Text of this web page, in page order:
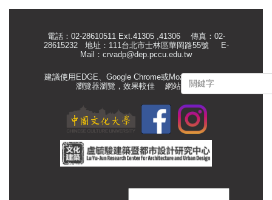
電話：02-28610511 Ext.41305 ,41306 傳真：02-
28615232 地址：111台北市士林區華岡路55號
E-
Mail： crvadp@dep.pccu.edu.tw
建議使用EDGE、Google Chrome或Mozilla Firefox等
瀏覽器瀏覽，效果較佳 網站管理